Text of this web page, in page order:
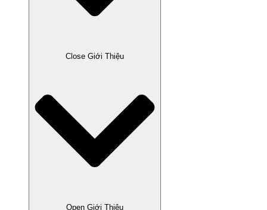
Close Giới Thiệu
Open Giới Thiệu